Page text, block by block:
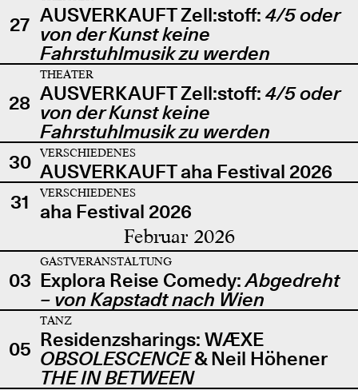
27 AUSVERKAUFT Zell:stoff: 4/5 oder
von der Kunst keine
Fahrstuhlmusik zu werden
28
THEATER
AUSVERKAUFT Zell:stoff: 4/5 oder
von der Kunst keine
Fahrstuhlmusik zu werden
30
VERSCHIEDENES
AUSVERKAUFT aha Festival 2026
31
VERSCHIEDENES
aha Festival 2026
Februar 2026
03
GASTVERANSTALTUNG
Explora Reise Comedy:Abgedreht
– von Kapstadt nach Wien
05
TANZ
Residenzsharings: WÆXE
OBSOLESCENCE& Neil Höhener
THE IN BETWEEN